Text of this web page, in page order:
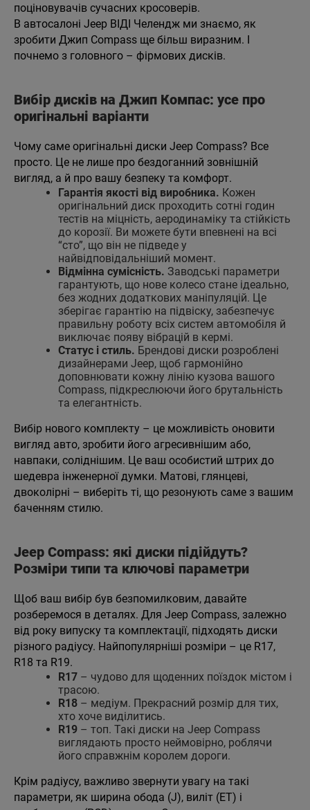
поціновувачів сучасних кросоверів.
В автосалоні Jeep ВІДІ Челендж ми знаємо, як
зробити Джип Compass ще більш виразним. І
почнемо з головного – фірмових дисків.
Вибір дисків на Джип Компас: усе про
оригінальні варіанти
Чому саме оригінальні диски Jeep Compass? Все
просто. Це не лише про бездоганний зовнішній
вигляд, а й про вашу безпеку та комфорт.
Гарантія якості від виробника. Кожен
оригінальний диск проходить сотні годин
тестів на міцність, аеродинаміку та стійкість
до корозії. Ви можете бути впевнені на всі
“сто”, що він не підведе у
найвідповідальніший момент.
Відмінна сумісність. Заводські параметри
гарантують, що нове колесо стане ідеально,
без жодних додаткових маніпуляцій. Це
зберігає гарантію на підвіску, забезпечує
правильну роботу всіх систем автомобіля й
виключає появу вібрацій в кермі.
Статус і стиль. Брендові диски розроблені
дизайнерами Jeep, щоб гармонійно
доповнювати кожну лінію кузова вашого
Compass, підкреслюючи його брутальність
та елегантність.
Вибір нового комплекту – це можливість оновити
вигляд авто, зробити його агресивнішим або,
навпаки, соліднішим. Це ваш особистий штрих до
шедевра інженерної думки. Матові, глянцеві,
двоколірні – виберіть ті, що резонують саме з вашим
баченням стилю.
Jeep Compass: які диски підійдуть?
Розміри типи та ключові параметри
Щоб ваш вибір був безпомилковим, давайте
розберемося в деталях. Для Jeep Compass, залежно
від року випуску та комплектації, підходять диски
різного радіусу. Найпопулярніші розміри – це R17,
R18 та R19.
R17 – чудово для щоденних поїздок містом і
трасою.
R18 – медіум. Прекрасний розмір для тих,
хто хоче виділитись.
R19 – топ. Такі диски на Jeep Compass
виглядають просто неймовірно, роблячи
його справжнім королем дороги.
Крім радіусу, важливо звернути увагу на такі
параметри, як ширина обода (J), виліт (ET) і